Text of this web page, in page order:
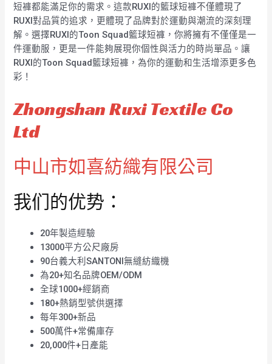
短褲都能滿足你的需求。這款RUXI的籃球短褲不僅體現了
RUXI對品質的追求，更體現了品牌對於運動與潮流的深刻理
解。選擇RUXI的Toon Squad籃球短褲，你將擁有不僅僅是一
件運動服，更是一件能夠展現你個性與活力的時尚單品。讓
RUXI的Toon Squad籃球短褲，為你的運動和生活增添更多色
彩！
Zhongshan Ruxi Textile Co
Ltd
中山市如喜紡織有限公司
我们的优势：
20年製造經驗
13000平方公尺廠房
90台義大利SANTONI無縫紡織機
為20+知名品牌OEM/ODM
全球1000+經銷商
180+熱銷型號供選擇
每年300+新品
500萬件+常備庫存
20,000件+日產能